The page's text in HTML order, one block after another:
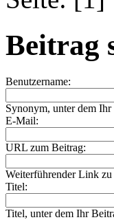
Beitrag
Benutzername:
Synonym, unter dem
E-Mail:
URL zum Beitrag:
Weiterführender Link
Titel:
Titel, unter dem Ihr